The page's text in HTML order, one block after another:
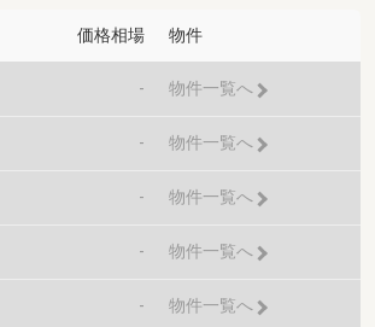
価格相場 物件
- 物件一覧へ
- 物件一覧へ
- 物件一覧へ
- 物件一覧へ
- 物件一覧へ